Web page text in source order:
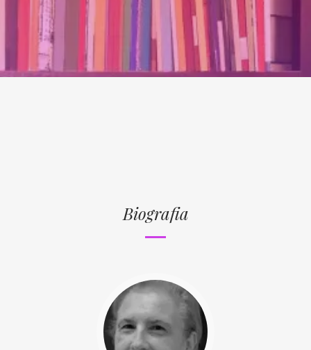
Biografia